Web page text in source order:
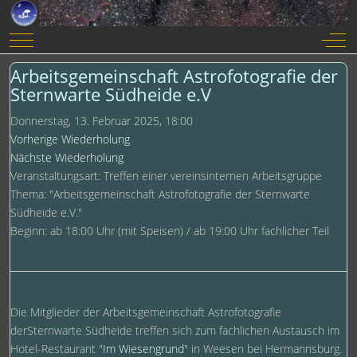
Mobile Menu Toggle Off-
Arbeitsgemeinschaft Astrofotografie der
Sternwarte Südheide e.V
Donnerstag, 13. Februar 2025, 18:00
Vorherige Wiederholung
Nächste Wiederholung
Veranstaltungsart: Treffen einer vereinsinternen Arbeitsgruppe
Thema: "Arbeitsgemeinschaft Astrofotografie der Sternwarte
Südheide e.V."
Beginn: ab 18:00 Uhr (mit Speisen) / ab 19:00 Uhr fachlicher Teil
Die Mitglieder der Arbeitsgemeinschaft Astrofotografie
derSternwarte Südheide treffen sich zum fachlichen Austausch im
Hotel-Restaurant "Im Wiesengrund" in Weesen bei Hermannsburg.